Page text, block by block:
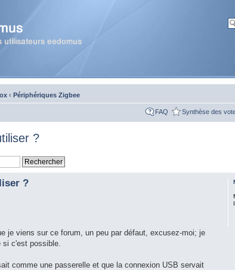
‹ Périphériques Zigbee
FAQ Synthèse des
?
?
je viens sur ce forum, un peu par défaut, excusez-moi; je
si c'est possible.
comme une passerelle et que la connexion USB servait